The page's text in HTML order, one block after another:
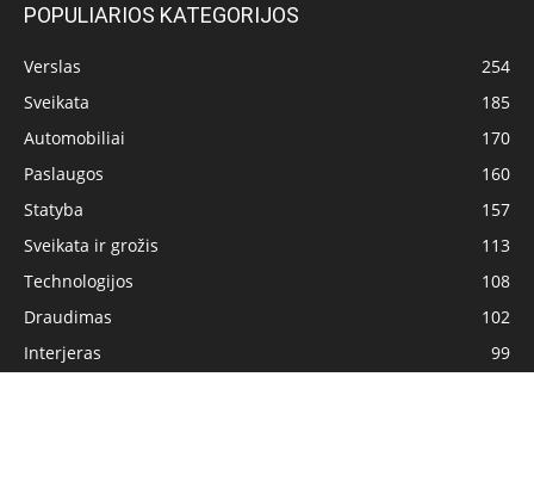
POPULIARIOS KATEGORIJOS
Verslas
254
Sveikata
185
Automobiliai
170
Paslaugos
160
Statyba
157
Sveikata ir grožis
113
Technologijos
108
Draudimas
102
Interjeras
99